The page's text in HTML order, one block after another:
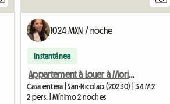
1024 MXN / noche
Instantánea
Appartement à Louer à Moriani Plage
Casa entera | San-Nicolao (20230) | 34 M2
2 pers. | Mínimo 2 noches